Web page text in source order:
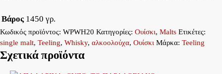
Βάρος 1450 γρ.
Κωδικός προϊόντος: WPWH20 Κατηγορίες: Ουίσκι, Malts Ετικέτες:
single malt, Teeling, Whisky, αλκοολούχα, Ουίσκι Μάρκα: Teeling
Σχετικά προϊόντα